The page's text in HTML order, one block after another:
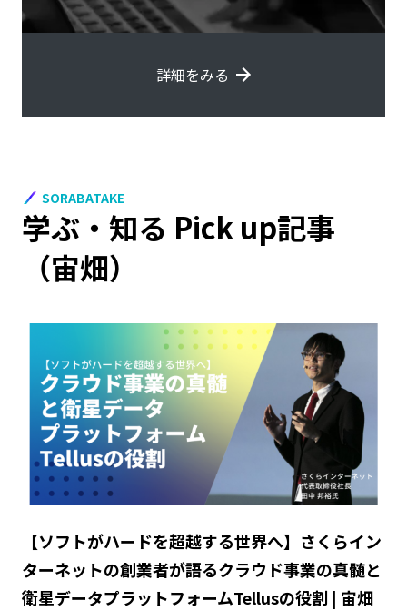
詳細をみる
SORABATAKE
学ぶ・知る Pick up記事
（宙畑）
【ソフトがハードを超越する世界へ】さくらイン
ターネットの創業者が語るクラウド事業の真髄と
衛星データプラットフォームTellusの役割 | 宙畑